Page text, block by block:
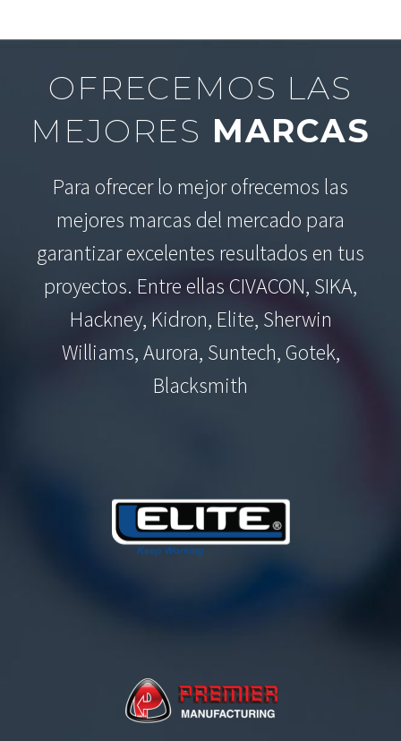
OFRECEMOS LAS
MEJORES MARCAS
Para ofrecer lo mejor ofrecemos las
mejores marcas del mercado para
garantizar excelentes resultados en tus
proyectos. Entre ellas CIVACON, SIKA,
Hackney, Kidron, Elite, Sherwin
Williams, Aurora, Suntech, Gotek,
Blacksmith